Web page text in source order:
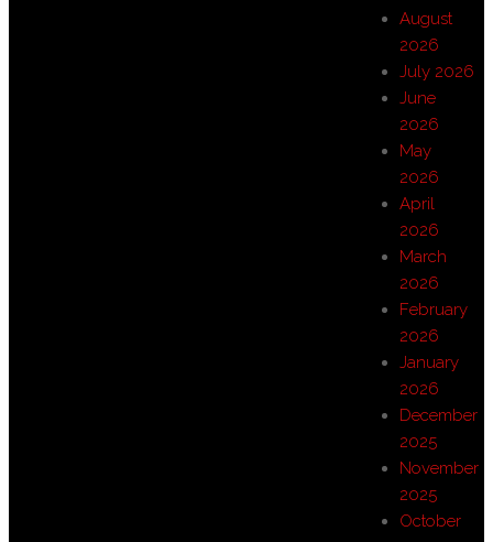
August
2026
July 2026
June
2026
May
2026
April
2026
March
2026
February
2026
January
2026
December
2025
November
2025
October